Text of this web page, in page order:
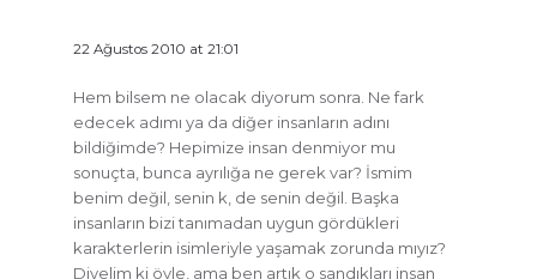
22 Ağustos 2010 at 21:01
Hem bilsem ne olacak diyorum sonra. Ne fark
edecek adımı ya da diğer insanların adını
bildiğimde? Hepimize insan denmiyor mu
sonuçta, bunca ayrılığa ne gerek var? İsmim
benim değil, senin k, de senin değil. Başka
insanların bizi tanımadan uygun gördükleri
karakterlerin isimleriyle yaşamak zorunda mıyız?
Diyelim ki öyle, ama ben artık o sandıkları insan